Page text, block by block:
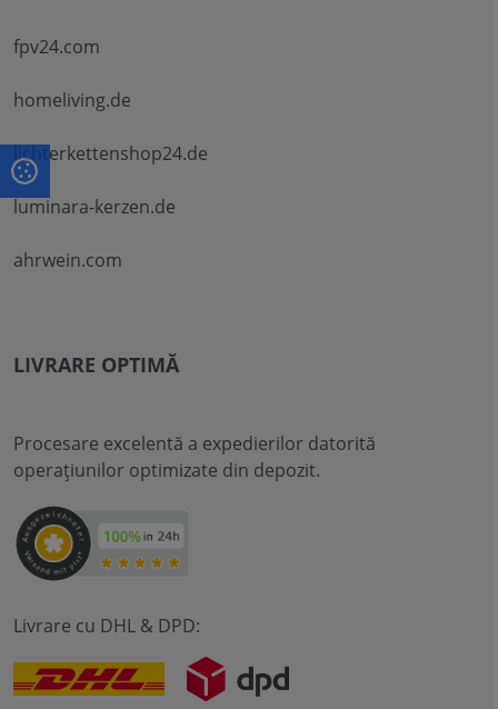
fpv24.com
homeliving.de
lichterkettenshop24.de
luminara-kerzen.de
ahrwein.com
LIVRARE OPTIMĂ
Procesare excelentă a expedierilor datorită
operațiunilor optimizate din depozit.
Livrare cu DHL & DPD: